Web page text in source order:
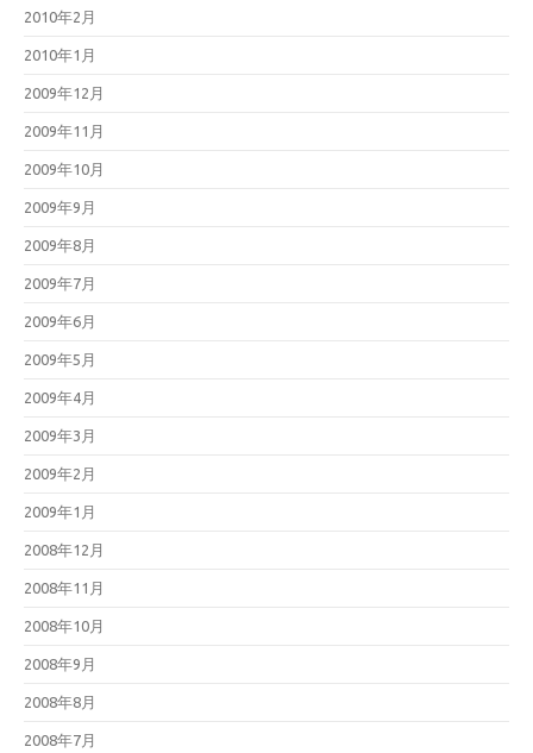
2010年2月
2010年1月
2009年12月
2009年11月
2009年10月
2009年9月
2009年8月
2009年7月
2009年6月
2009年5月
2009年4月
2009年3月
2009年2月
2009年1月
2008年12月
2008年11月
2008年10月
2008年9月
2008年8月
2008年7月